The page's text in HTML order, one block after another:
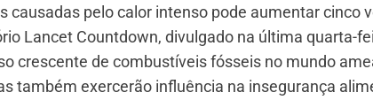
causadas pelo calor intenso pode aumentar cinco
Lancet Countdown, divulgado na última quarta-
crescente de combustíveis fósseis no mundo
também exercerão influência na insegurança